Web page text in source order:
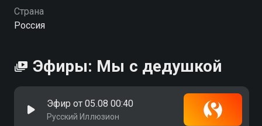
Страна
Россия
Эфиры: Мы с дедушкой
Эфир от 05.08 00:40
Русский Иллюзион